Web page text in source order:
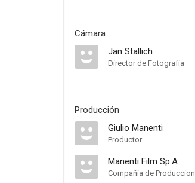
Cámara
Jan Stallich
Director de Fotografía
Producción
Giulio Manenti
Productor
Manenti Film Sp.A
Compañía de Produccion